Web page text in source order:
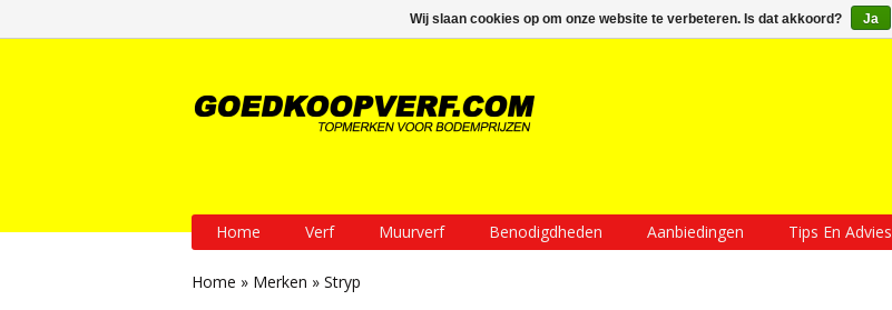
Inloggen Een account aanmaken Mijn winkelwagen €0,00
Home Verf Muurverf Benodigdheden Aanbiedingen Tips En Advies
Home » Merken » Stryp
Wij slaan cookies op om onze website te verbeteren. Is dat akkoord? Ja